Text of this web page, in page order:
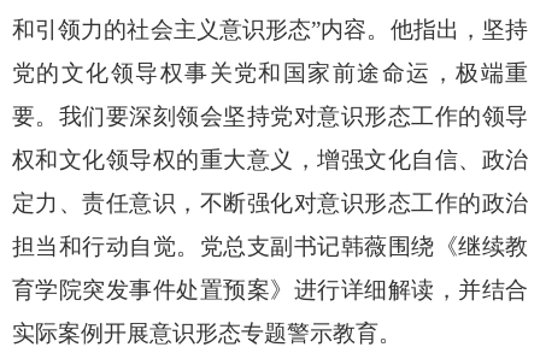
和引领力的社会主义意识形态”内容。他指出，坚持
党的文化领导权事关党和国家前途命运，极端重
要。我们要深刻领会坚持党对意识形态工作的领导
权和文化领导权的重大意义，增强文化自信、政治
定力、责任意识，不断强化对意识形态工作的政治
担当和行动自觉。党总支副书记韩薇围绕《继续教
育学院突发事件处置预案》进行详细解读，并结合
实际案例开展意识形态专题警示教育。